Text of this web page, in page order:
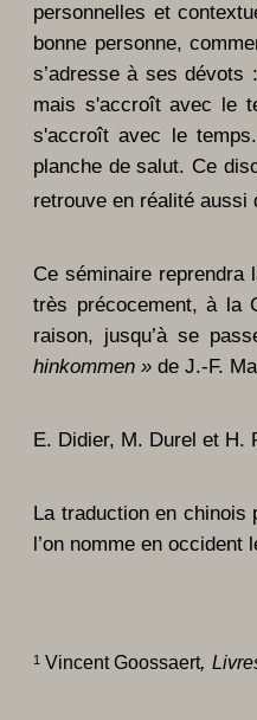
personnelles et
bonne personne,
s’adresse à ses dévots
mais s'accroît avec le
s'accroît avec le
planche de salut. Ce
retrouve en réalité
Ce séminaire reprendra
très précocement, à la
raison, jusqu’à se
hinkommen » de J.-F.
E. Didier, M. Durel et H.
La traduction en chinois
l’on nomme en occident
1 Vincent Goossaert,